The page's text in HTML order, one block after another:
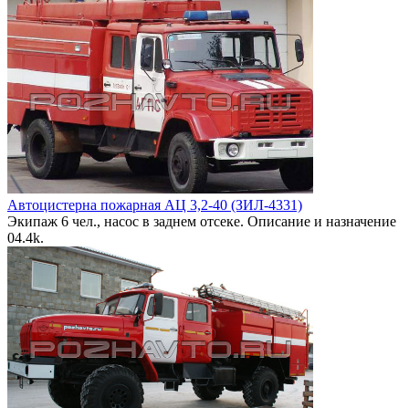
Автоцистерна пожарная АЦ 3,2-40 (ЗИЛ-4331)
Экипаж 6 чел., насос в заднем отсеке. Описание и назначение
04.4k.